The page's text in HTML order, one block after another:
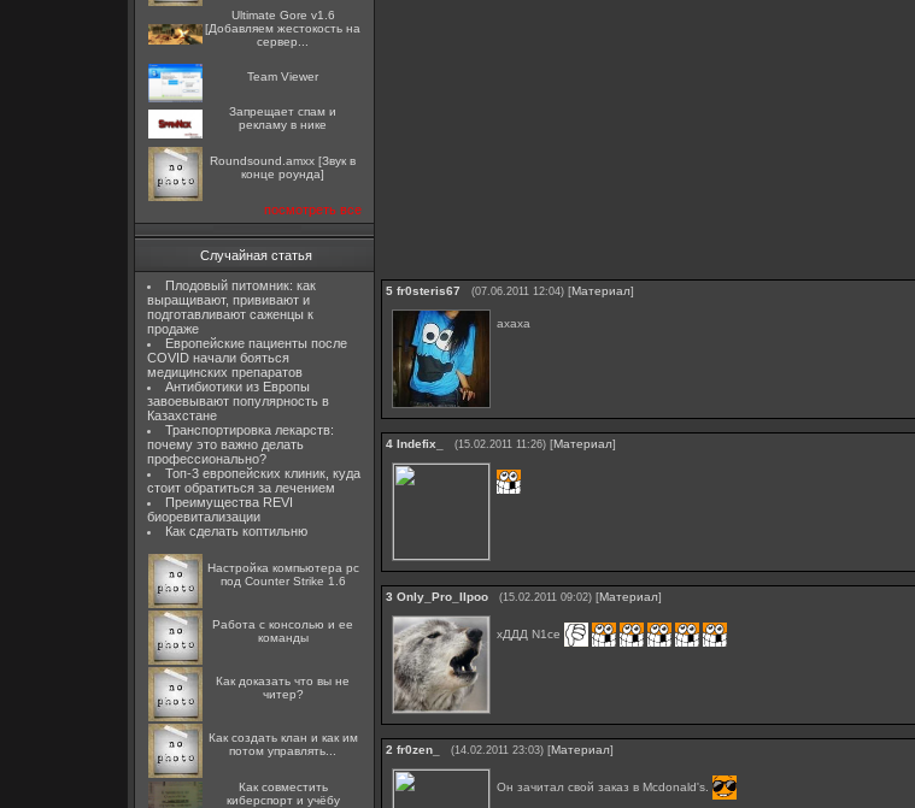
Ultimate Gore v1.6
[Добавляем жестокость на
сервер...
Team Viewer
Запрещает спам и
рекламу в нике
Roundsound.amxx [Звук в
конце роунда]
посмотреть все
Случайная статья
Плодовый питомник: как
выращивают, прививают и
подготавливают саженцы к
продаже
Европейские пациенты после
COVID начали бояться
медицинских препаратов
Антибиотики из Европы
завоевывают популярность в
Казахстане
Транспортировка лекарств:
почему это важно делать
профессионально?
Топ-3 европейских клиник, куда
стоит обратиться за лечением
Преимущества REVI
биоревитализации
Как сделать коптильню
Настройка компьютера pc
под Counter Strike 1.6
Работа с консолью и ее
команды
Как доказать что вы не
читер?
Как создать клан и как им
потом управлять...
Как совместить
киберспорт и учёбу
5 fr0steris67 (07.06.2011 12:04) [Материал]
ахаха
4 Indefix_ (15.02.2011 11:26) [Материал]
3 Only_Pro_IIpoo (15.02.2011 09:02) [Материал]
хДДД N1ce
2 fr0zen_ (14.02.2011 23:03) [Материал]
Он зачитал свой заказ в Mcdonald's.